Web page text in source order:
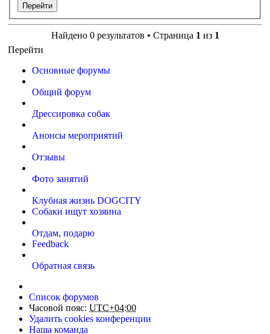
Найдено 0 результатов • Страница 1 из 1
Перейти
Основные форумы
Общий форум
Дрессировка собак
Анонсы мероприятий
Отзывы
Фото занятий
Клубная жизнь DOGCITY
Собаки ищут хозяина
Отдам, подарю
Feedback
Обратная связь
Список форумов
Часовой пояс: UTC+04:00
Удалить cookies конференции
Наша команда